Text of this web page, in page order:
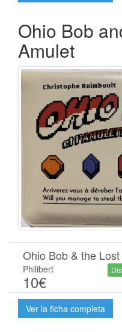
Ohio Bob
Amulet
Ohio Bob & the
Philibert
10€
Ver la ficha completa